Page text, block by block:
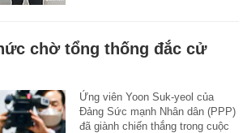
chờ tổng thống đắc cử
Ứng viên Yoon Suk-yeol của
Đảng Sức mạnh Nhân dân (PPP)
đã giành chiến thắng trong cuộc